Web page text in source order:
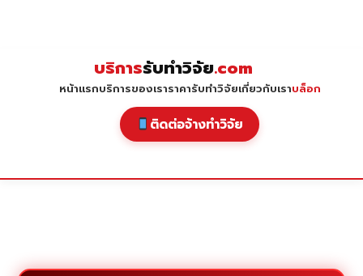
บริการรับทำวิจัย.com
หน้าแรกบริการของเราราคารับทำวิจัยเกี่ยวกับเราบล็อก
ติดต่อจ้างทำวิจัย